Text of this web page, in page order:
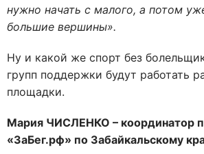
нужно начать с малого, а потом
большие вершины».
Ну и какой же спорт без
групп поддержки будут работать
площадки.
Мария ЧИСЛЕНКО – координатор
«ЗаБег.рф» по Забайкальскому